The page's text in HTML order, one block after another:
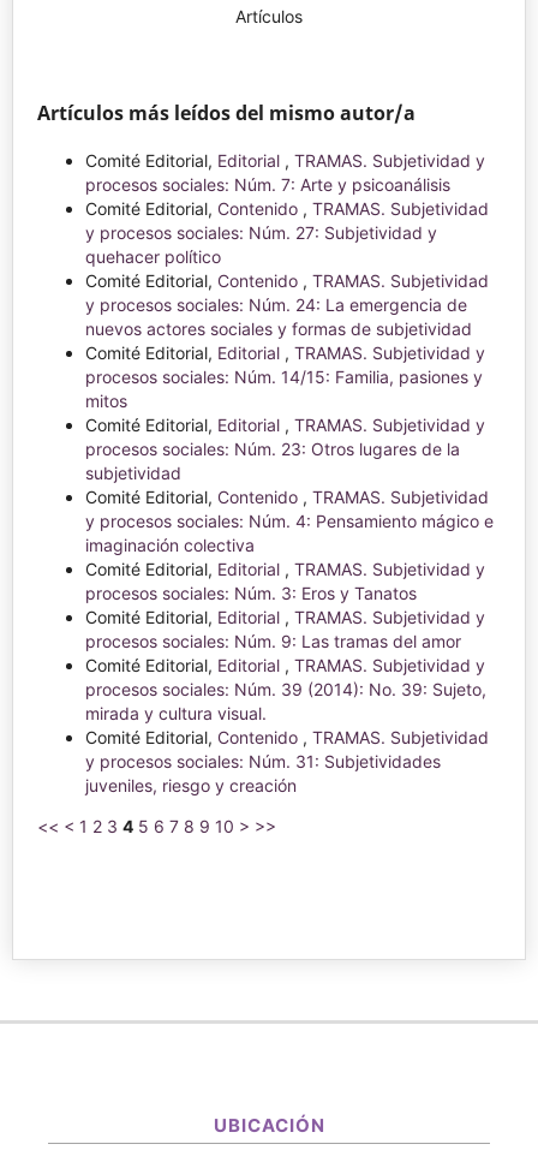
Artículos
Artículos más leídos del mismo autor/a
Comité Editorial, Editorial , TRAMAS. Subjetividad y
procesos sociales: Núm. 7: Arte y psicoanálisis
Comité Editorial, Contenido , TRAMAS. Subjetividad
y procesos sociales: Núm. 27: Subjetividad y
quehacer político
Comité Editorial, Contenido , TRAMAS. Subjetividad
y procesos sociales: Núm. 24: La emergencia de
nuevos actores sociales y formas de subjetividad
Comité Editorial, Editorial , TRAMAS. Subjetividad y
procesos sociales: Núm. 14/15: Familia, pasiones y
mitos
Comité Editorial, Editorial , TRAMAS. Subjetividad y
procesos sociales: Núm. 23: Otros lugares de la
subjetividad
Comité Editorial, Contenido , TRAMAS. Subjetividad
y procesos sociales: Núm. 4: Pensamiento mágico e
imaginación colectiva
Comité Editorial, Editorial , TRAMAS. Subjetividad y
procesos sociales: Núm. 3: Eros y Tanatos
Comité Editorial, Editorial , TRAMAS. Subjetividad y
procesos sociales: Núm. 9: Las tramas del amor
Comité Editorial, Editorial , TRAMAS. Subjetividad y
procesos sociales: Núm. 39 (2014): No. 39: Sujeto,
mirada y cultura visual.
Comité Editorial, Contenido , TRAMAS. Subjetividad
y procesos sociales: Núm. 31: Subjetividades
juveniles, riesgo y creación
<< < 1 2 3 4 5 6 7 8 9 10 > >>
UBICACIÓN